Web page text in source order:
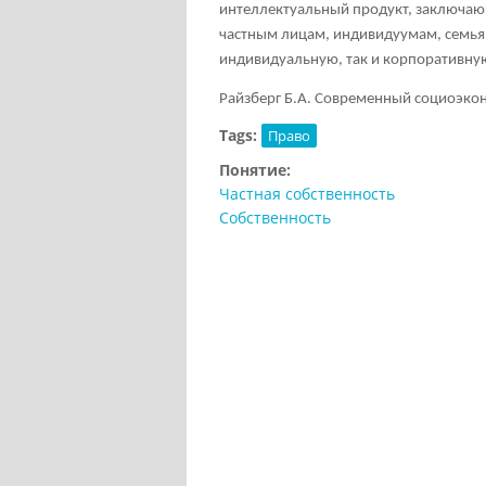
интеллектуальный продукт,
частным лицам, индивидуумам,
индивидуальную, так и
Райзберг Б.А. Современный
Tags: Право
Понятие:
Частная собственность
Собственность